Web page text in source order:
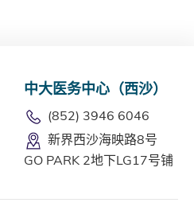
中大医务中心（西沙）
(852) 3946 6046
新界西沙海映路8号
GO PARK 2地下LG17号铺